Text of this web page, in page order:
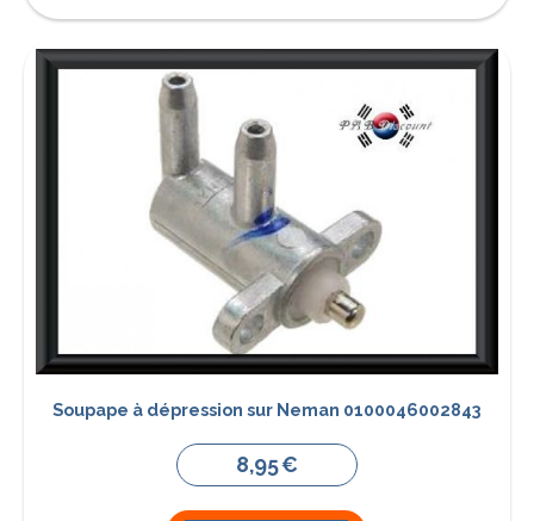
Soupape à dépression sur Neman 0100046002843
8,95€